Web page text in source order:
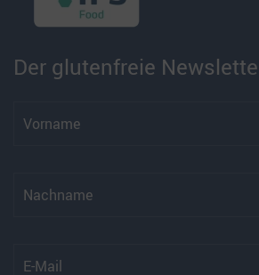
Der glutenfreie